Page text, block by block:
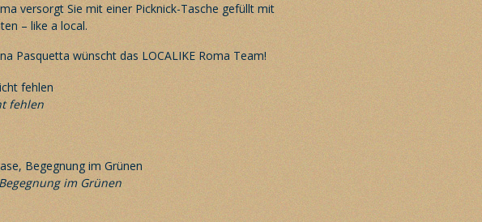
versorgt Sie mit einer Picknick-Tasche gefüllt mit
– like a local.
Pasquetta wünscht das LOCALIKE Roma Team!
fehlen
im Grünen